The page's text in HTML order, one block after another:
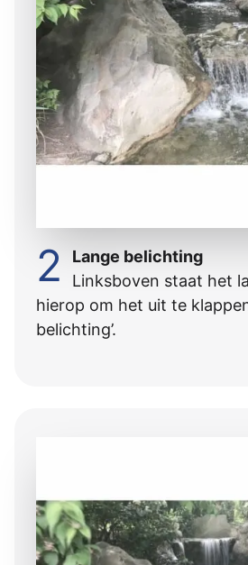
2
Lange belichting
Linksboven staat het
hierop om het uit te
belichting’.